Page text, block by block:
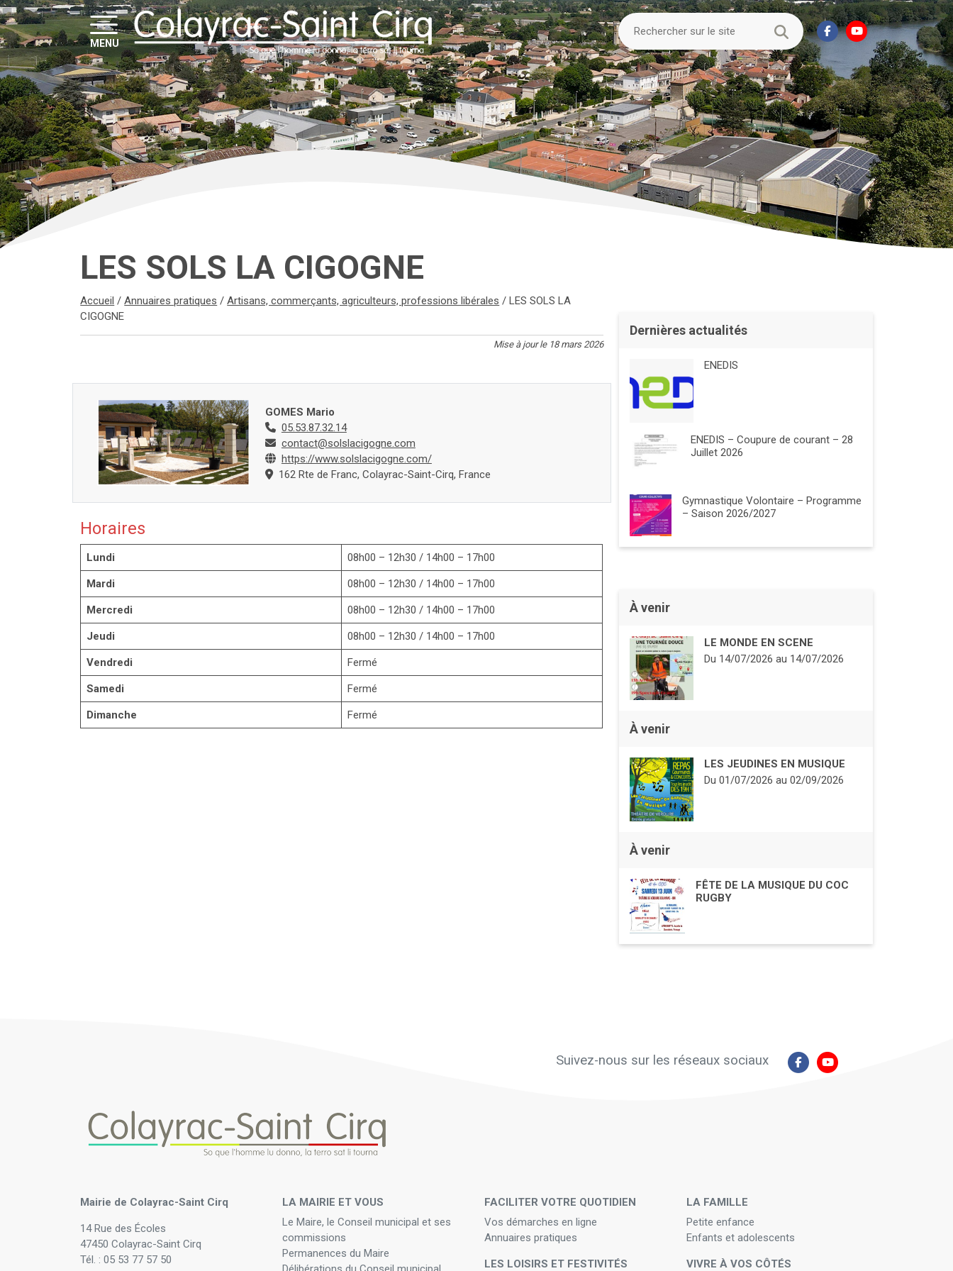
MENU
LES SOLS LA CIGOGNE
Accueil /Annuaires pratiques /Artisans, commerçants, agriculteurs, professions libérales /LES SOLS LA
CIGOGNE
Mise à jour le 18 mars 2026
GOMES Mario
05.53.87.32.14
contact@solslacigogne.com
https://www.solslacigogne.com/
162 Rte de Franc, Colayrac-Saint-Cirq, France
Horaires
Lundi 08h00 – 12h30 / 14h00 – 17h00
Mardi 08h00 – 12h30 / 14h00 – 17h00
Mercredi 08h00 – 12h30 / 14h00 – 17h00
Jeudi 08h00 – 12h30 / 14h00 – 17h00
Vendredi Fermé
Samedi Fermé
Dimanche Fermé
Dernières actualités
ENEDIS
ENEDIS – Coupure de courant – 28
Juillet 2026
Gymnastique Volontaire – Programme
– Saison 2026/2027
À venir
LE MONDE EN SCENE
Du 14/07/2026au 14/07/2026
À venir
LES JEUDINES EN MUSIQUE
Du 01/07/2026au 02/09/2026
À venir
FÊTE DE LA MUSIQUE DU COC
RUGBY
Suivez-nous sur les réseaux sociaux
Mairie de Colayrac-Saint Cirq
14 Rue des Écoles
47450 Colayrac-Saint Cirq
Tél. : 05 53 77 57 50
LA MAIRIE ET VOUS
Le Maire, le Conseil municipal et ses
commissions
Permanences du Maire
FACILITER VOTRE QUOTIDIEN
Vos démarches en ligne
Annuaires pratiques
LES LOISIRS ET FESTIVITÉS
LA FAMILLE
Petite enfance
Enfants et adolescents
VIVRE À VOS CÔTÉS